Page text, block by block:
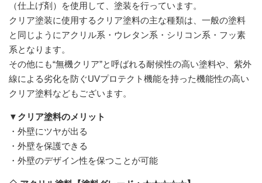
（仕上げ剤）を使用して、塗装を行っています。
クリア塗装に使用するクリア塗料の主な種類は、一般の塗料
と同じようにアクリル系・ウレタン系・シリコン系・フッ素
系となります。
その他にも“無機クリア”と呼ばれる耐候性の高い塗料や、紫外
線による劣化を防ぐUVプロテクト機能を持った機能性の高い
クリア塗料などもございます。
▼クリア塗料のメリット
・外壁にツヤが出る
・外壁を保護できる
・外壁のデザイン性を保つことが可能